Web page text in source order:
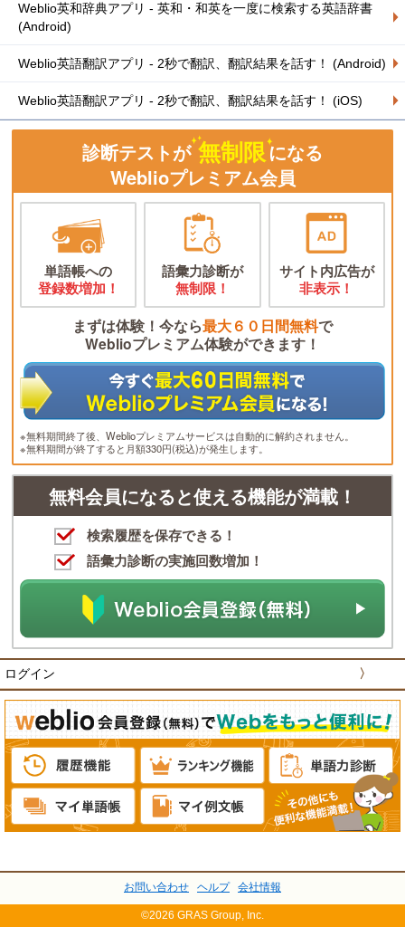
Weblio英和辞典アプリ - 英和・和英を一度に検索する英語辞書
(Android)
Weblio英語翻訳アプリ - 2秒で翻訳、翻訳結果を話す！ (Android)
Weblio英語翻訳アプリ - 2秒で翻訳、翻訳結果を話す！ (iOS)
診断テストが 無制限になる
Weblioプレミアム会員
単語帳への
登録数増加！
語彙力診断が
無制限！
サイト内広告が
非表示！
まずは体験！今なら最大６０日間無料で
Weblioプレミアム体験ができます！
※無料期間終了後、Weblioプレミアムサービスは自動的に解約されません。
※無料期間が終了すると月額330円(税込)が発生します。
無料会員になると使える機能が満載！
検索履歴を保存できる！
語彙力診断の実施回数増加！
ログイン 〉
お問い合わせ ヘルプ 会社情報
©2026 GRAS Group, Inc.